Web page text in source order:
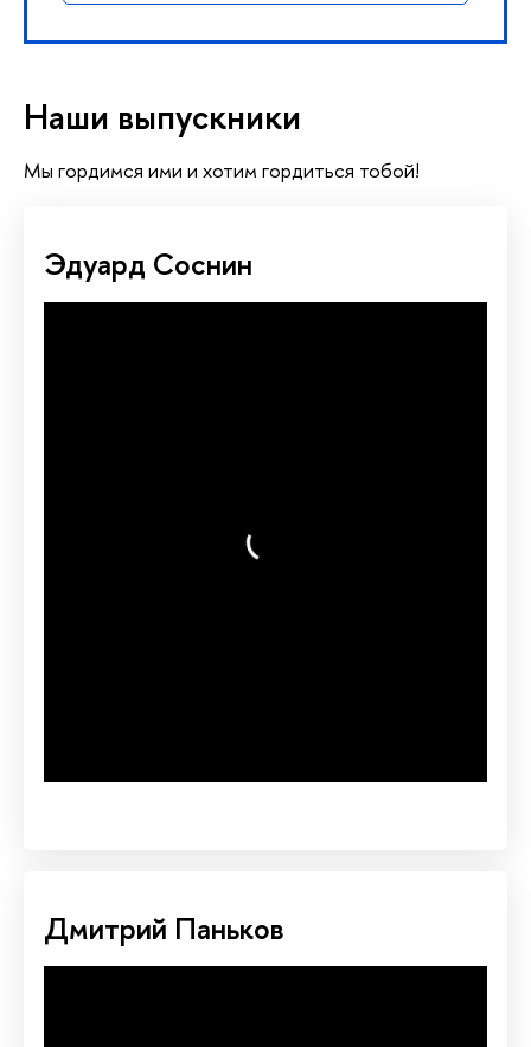
Наши выпускники
Мы гордимся ими и хотим гордиться тобой!
Эдуард Соснин
Дмитрий Паньков